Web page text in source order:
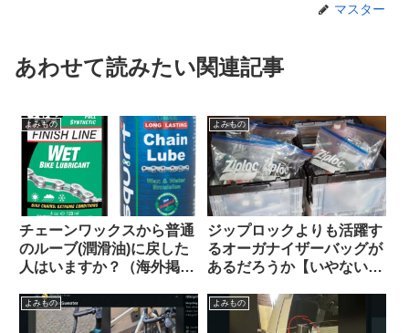
マスター
あわせて読みたい関連記事
よみもの
チェーンワックスから普通
のルーブ(潤滑油)に戻した
人はいますか？（海外掲示
よみもの
ジップロックよりも活躍す
るオーガナイザーバッグが
あるだろうか【いやない・
よみもの よみもの